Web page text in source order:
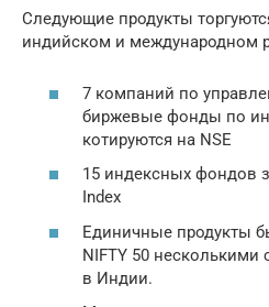
Следующие продукты
индийском и международном
7 компаний по
биржевые фонды по
котируются на NSE
15 индексных фондов
Index
Единичные продукты
NIFTY 50
в Индии.